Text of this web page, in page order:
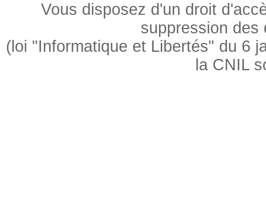
Vous disposez d'un droit
suppression des
(loi "Informatique et Libertés" du 6
la CNIL